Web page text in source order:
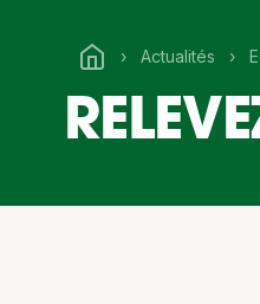
› Actualités ›